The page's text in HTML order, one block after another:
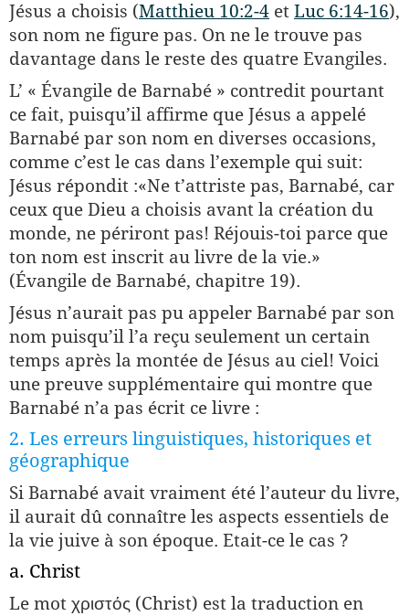
Jésus a choisis (Matthieu 10:2-4 et Luc 6:14-16),
son nom ne figure pas. On ne le trouve pas
davantage dans le reste des quatre Evangiles.
L’ « Évangile de Barnabé » contredit pourtant
ce fait, puisqu’il affirme que Jésus a appelé
Barnabé par son nom en diverses occasions,
comme c’est le cas dans l’exemple qui suit:
Jésus répondit :«Ne t’attriste pas, Barnabé, car
ceux que Dieu a choisis avant la création du
monde, ne périront pas! Réjouis-toi parce que
ton nom est inscrit au livre de la vie.»
(Évangile de Barnabé, chapitre 19).
Jésus n’aurait pas pu appeler Barnabé par son
nom puisqu’il l’a reçu seulement un certain
temps après la montée de Jésus au ciel! Voici
une preuve supplémentaire qui montre que
Barnabé n’a pas écrit ce livre :
2. Les erreurs linguistiques, historiques et
géographique
Si Barnabé avait vraiment été l’auteur du livre,
il aurait dû connaître les aspects essentiels de
la vie juive à son époque. Etait-ce le cas ?
a. Christ
Le mot χριστός (Christ) est la traduction en